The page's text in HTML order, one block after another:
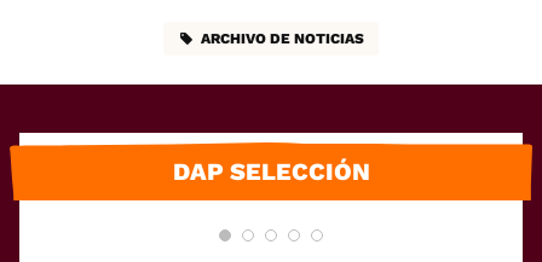
ARCHIVO DE NOTICIAS
DAP SELECCIÓN